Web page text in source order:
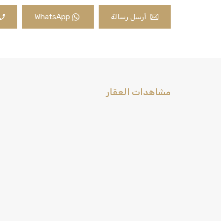
أرسل رسالة WhatsApp
مشاهدات العقار